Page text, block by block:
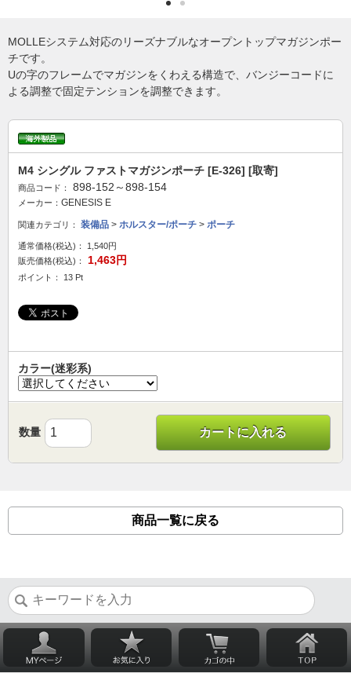
MOLLEシステム対応のリーズナブルなオープントップマガジンポー
チです。
Uの字のフレームでマガジンをくわえる構造で、バンジーコードに
よる調整で固定テンションを調整できます。
M4 シングル ファストマガジンポーチ [E-326] [取寄]
商品コード： 898-152～898-154
メーカー： GENESIS E
関連カテゴリ： 装備品 > ホルスター/ポーチ > ポーチ
通常価格(税込)：
1,540円
販売価格(税込)：
1,463円
ポイント： 13 Pt
カラー(迷彩系)
数量 カートに入れる
商品一覧に戻る